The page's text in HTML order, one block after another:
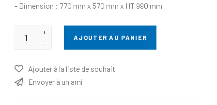
- Dimension : 770 mm x 570 mm x HT 990 mm
+
-
AJOUTER AU PANIER
Ajouter à la liste de souhait
Envoyer à un ami